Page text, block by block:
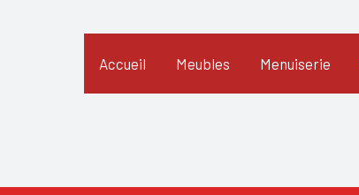
Accueil Meubles Menuiserie